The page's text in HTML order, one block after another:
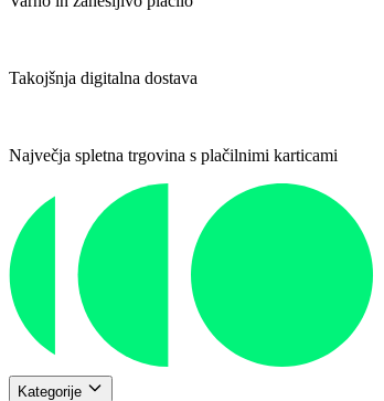
Takojšnja digitalna dostava
Največja spletna trgovina s plačilnimi karticami
Kategorije